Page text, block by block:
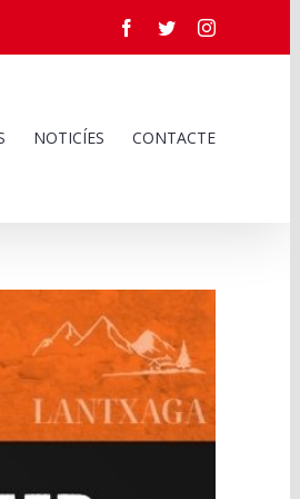
Facebook
TwitterInstagram
NOTICÍES CONTACTE